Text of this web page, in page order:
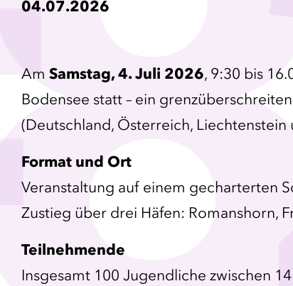
04.07.2026
Am Samstag, 4. Juli 2026, 9:30 bis
Bodensee statt – ein
(Deutschland, Österreich, Liechtenstein
Format und Ort
Veranstaltung auf einem gecharterten
Zustieg über drei Häfen: Romanshorn,
Teilnehmende
Insgesamt 100 Jugendliche zwischen